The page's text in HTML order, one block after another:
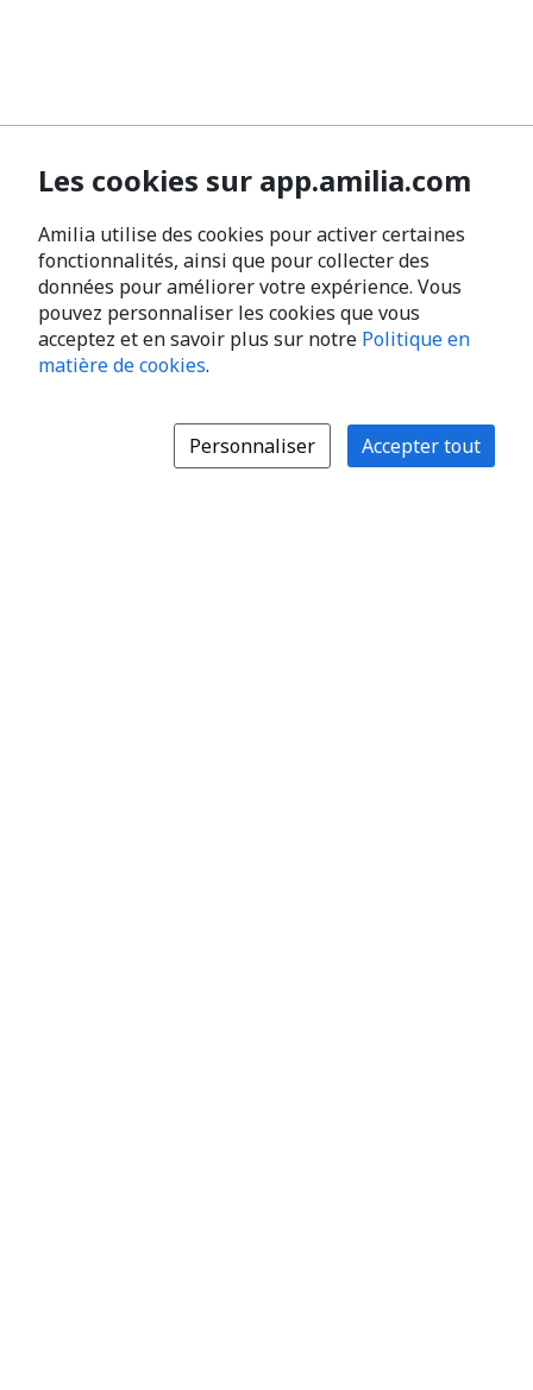
Les cookies sur app.amilia.com
Amilia utilise des cookies pour activer certaines
fonctionnalités, ainsi que pour collecter des
données pour améliorer votre expérience. Vous
pouvez personnaliser les cookies que vous
acceptez et en savoir plus sur notre Politique en
matière de cookies.
Personnaliser Accepter tout